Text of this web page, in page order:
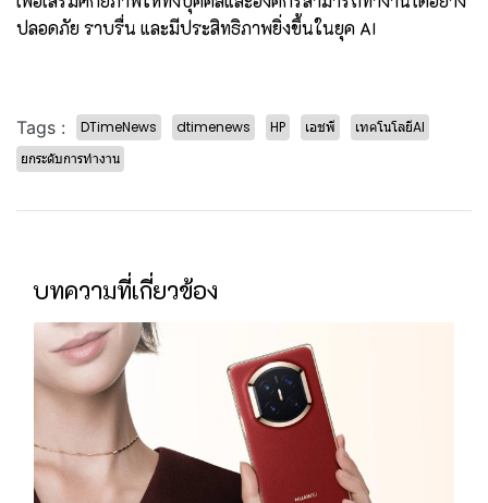
ปลอดภัย ราบรื่น และมีประสิทธิภาพยิ่งขึ้นในยุค AI
Tags : DTimeNews dtimenews HP เอชพี
เทคโนโลยีAI
ยกระดับการทำงาน
บทความที่เกี่ยวข้อง